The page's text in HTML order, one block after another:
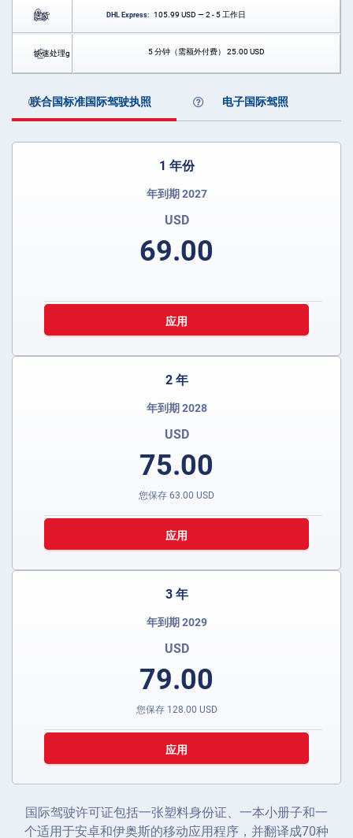
送货 DHL Express: 105.99 USD — 2 - 5 工作日
快速处理g 5 分钟（需额外付费） 25.00 USD
联合国标准国际驾驶执照 电子国际驾照
1 年份
年到期 2027
USD
69.00
应用
2 年
年到期 2028
USD
75.00
您保存 63.00 USD
应用
3 年
年到期 2029
USD
79.00
您保存 128.00 USD
应用
国际驾驶许可证包括一张塑料身份证、一本小册子和一
个适用于安卓和伊奥斯的移动应用程序，并翻译成70种